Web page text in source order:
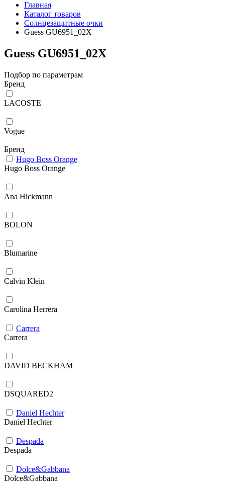
Главная
Каталог товаров
Солнцезащитные очки
Guess GU6951_02X
Guess GU6951_02X
Подбор по параметрам
Бренд
LACOSTE
Vogue
Бренд
Hugo Boss Orange
Hugo Boss Orange
Ana Hickmann
BOLON
Blumarine
Calvin Klein
Carolina Herrera
Carrera
Carrera
DAVID BECKHAM
DSQUARED2
Daniel Hechter
Daniel Hechter
Despada
Despada
Dolce&Gabbana
Dolce&Gabbana